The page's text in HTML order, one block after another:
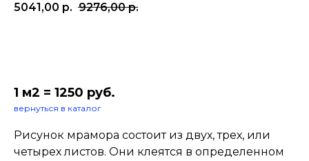
5041,00 р. 9276,00 р.
1 м2 = 1250 руб.
вернуться в каталог
Рисунок мрамора состоит из двух, трех, или
четырех листов. Они клеятся в определенном